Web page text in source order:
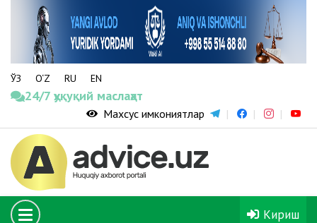
ЎЗ O‘Z RU EN
24/7 ҳуқуқий маслаҳат
Махсус имкониятлар
Кириш